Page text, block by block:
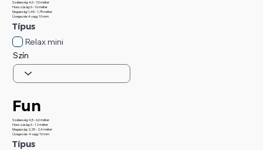
Szélesség: 4,0 - 7,0 méter
Hosszúság: 6 - 16 méter
Magasság: 1,45 - 1,75 méter
Üvegezés:4 vagy 10 mm
Típus
Relax mini
Szín
Fun
Szélesség: 4,5 - 6,0 méter
Hosszúság: 6 - 12 méter
Magasság: 2,25 - 2,4 méter
Üvegezés: 4 vagy 10 mm
Típus